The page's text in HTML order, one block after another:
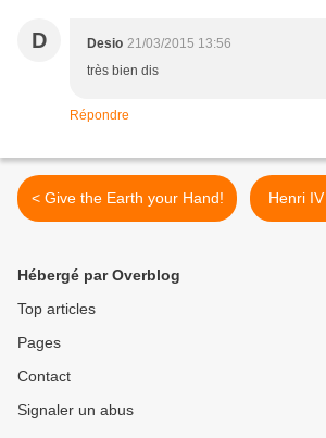
D Desio 21/03/2015 13:56
très bien dis
Répondre
< Give the Earth your Hand!
Hébergé par Overblog
Top articles
Pages
Contact
Signaler un abus